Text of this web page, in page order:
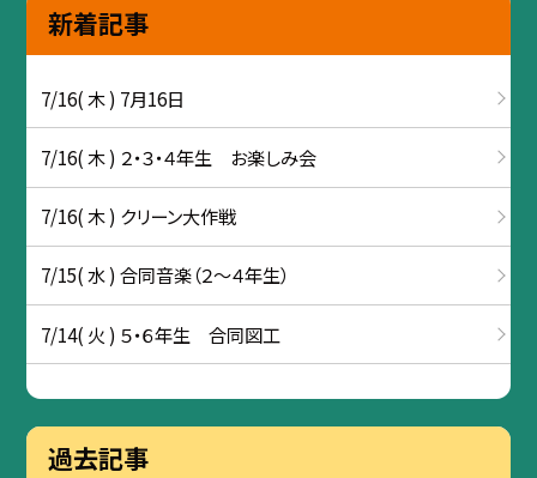
新着記事
7/16( 木 ) 7月16日
7/16( 木 ) ２・３・４年生 お楽しみ会
7/16( 木 ) クリーン大作戦
7/15( 水 ) 合同音楽（２～４年生）
7/14( 火 ) ５・６年生 合同図工
過去記事